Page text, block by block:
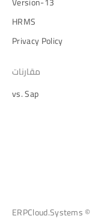
HRMS
Privacy Policy
مقارنات
vs. Sap
© ERPCloud.Systems